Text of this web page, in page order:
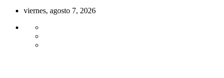
viernes, agosto 7, 2026